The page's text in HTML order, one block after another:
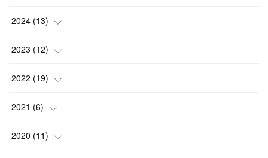
(3)
(2)
( 1)
(1)
(3)
(1)
(4
2024 (13)
(1)
(5)
(1
( 2)
2023 (12)
(2)
(1
( 4)
2022 (19)
(2
( 3)
2021 (6)
( 2)
2020 (11)